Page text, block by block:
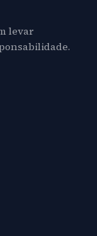
levar